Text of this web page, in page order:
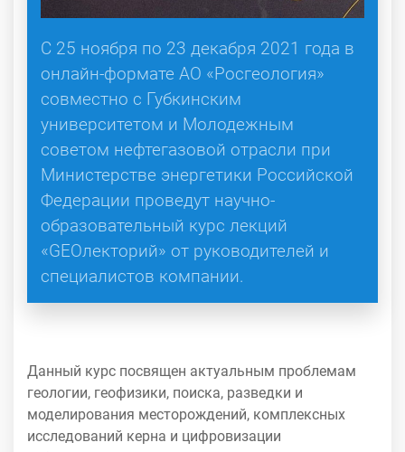
C 25 ноября по 23 декабря 2021 года в
онлайн-формате АО «Росгеология»
совместно с Губкинским
университетом и Молодежным
советом нефтегазовой отрасли при
Министерстве энергетики Российской
Федерации проведут научно-
образовательный курс лекций
«GEOлекторий» от руководителей и
специалистов компании.
Данный курс посвящен актуальным проблемам
геологии, геофизики, поиска, разведки и
моделирования месторождений, комплексных
исследований керна и цифровизации